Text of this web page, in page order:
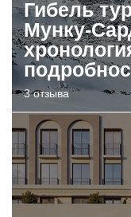
Гибель
Мунку-
3 отзыва